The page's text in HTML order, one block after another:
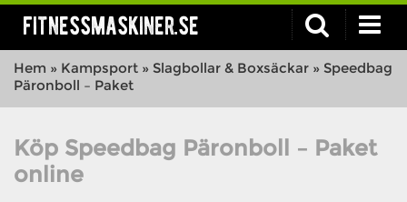
fitnessmaskiner.se
Hem » Kampsport » Slagbollar & Boxsäckar » Speedbag
Päronboll – Paket
Köp Speedbag Päronboll – Paket
online